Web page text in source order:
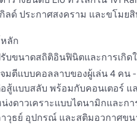
ลด์ ประกาศสงคราม และขโมย
หลัก
บขนาดสถิติอินฟินิตและการเกิด
มตีแบบคอลลาบของผู้เล่น 4 คน
อสู้แบบสลับ พร้อมกับคอนเตอร์ แ
งดาวเคราะแบบไดนามิกและก
าวุธย์ อุปกรณ์ และสติมอวกาศขน